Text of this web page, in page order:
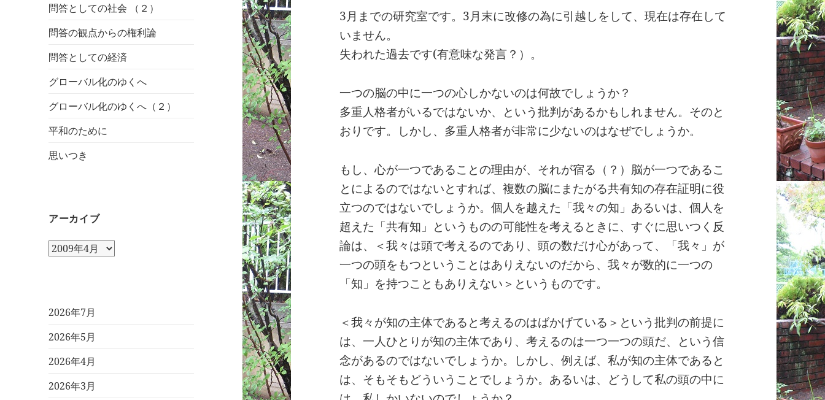
問答としての社会 （２）
問答の観点からの権利論
問答としての経済
グローバル化のゆくへ
グローバル化のゆくへ（２）
平和のために
思いつき
アーカイブ
ア
ブ
2026年7月
2026年5月
2026年4月
2026年3月
3月までの研究室です。3月末に改修の為に引越しをして、現在は存在して
いません。
失われた過去です(有意味な発言？）。
一つの脳の中に一つの心しかないのは何故でしょうか？
多重人格者がいるではないか、という批判があるかもしれません。そのと
おりです。しかし、多重人格者が非常に少ないのはなぜでしょうか。
もし、心が一つであることの理由が、それが宿る（？）脳が一つであるこ
とによるのではないとすれば、複数の脳にまたがる共有知の存在証明に役
立つのではないでしょうか。個人を越えた「我々の知」あるいは、個人を
超えた「共有知」というものの可能性を考えるときに、すぐに思いつく反
論は、＜我々は頭で考えるのであり、頭の数だけ心があって、「我々」が
一つの頭をもつということはありえないのだから、我々が数的に一つの
「知」を持つこともありえない＞というものです。
＜我々が知の主体であると考えるのはばかげている＞という批判の前提に
は、一人ひとりが知の主体であり、考えるのは一つ一つの頭だ、という信
念があるのではないでしょうか。しかし、例えば、私が知の主体であると
は、そもそもどういうことでしょうか。あるいは、どうして私の頭の中に